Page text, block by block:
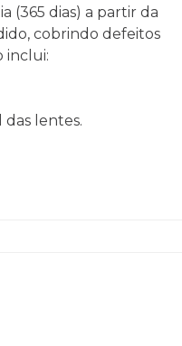
(365 dias) a partir da
cobrindo defeitos
inclui:
lentes.